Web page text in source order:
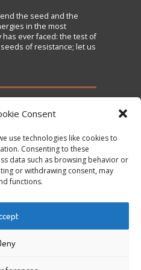
Consent
use technologies like cookies to
Consenting to these
data such as browsing behavior or
or withdrawing consent, may
functions.
the seed and the
in the most
ever faced: the test of
of resistance; let us
Freedom